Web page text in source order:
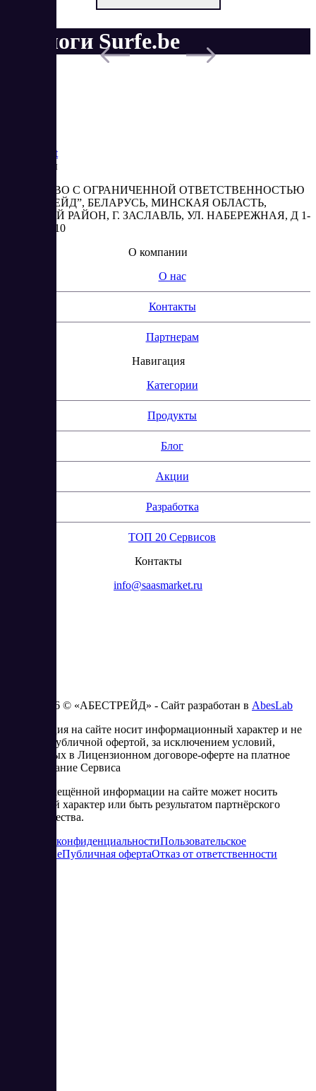
Аналоги Surfe.be
Market
Реквизиты
ОБЩЕСТВО С ОГРАНИЧЕННОЙ ОТВЕТСТВЕННОСТЬЮ
“АБЕСТРЕЙД”, БЕЛАРУСЬ, МИНСКАЯ ОБЛАСТЬ,
МИНСКИЙ РАЙОН, Г. ЗАСЛАВЛЬ, УЛ. НАБЕРЕЖНАЯ, Д 1-
2, КОМ. 310
О компании
О нас
Контакты
Партнерам
Навигация
Категории
Продукты
Блог
Акции
Разработка
ТОП 20 Сервисов
Контакты
info@saasmarket.ru
2023 - 2026 © «АБЕСТРЕЙД» - Сайт разработан в AbesLab
Информация на сайте носит информационный характер и не
является публичной офертой, за исключением условий,
изложенных в Лицензионном договоре-оферте на платное
использование Сервиса
Часть размещённой информации на сайте может носить
рекламный характер или быть результатом партнёрского
сотрудничества.
Политика конфиденциальностиПользовательское
соглашениеПубличная офертаОтказ от ответственности